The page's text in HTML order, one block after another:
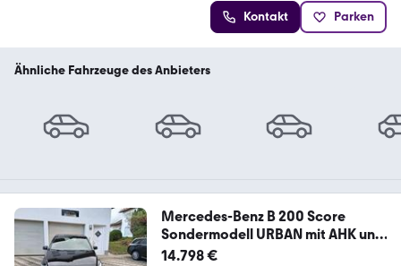
Kontakt Parken
Ähnliche Fahrzeuge des Anbieters
Mercedes-Benz B 200 Score
Sondermodell URBAN mit AHK und
LED
14.798 €